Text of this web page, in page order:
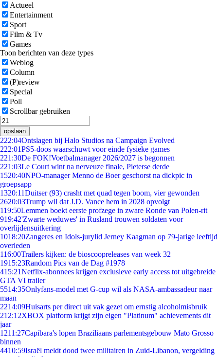
Actueel
Entertainment
Sport
Film & Tv
Games
Toon berichten van deze types
Weblog
Column
(P)review
Special
Poll
Scrollbar gebruiken
opslaan
222:04Ontslagen bij Halo Studios na Campaign Evolved
222:01PS5-doos waarschuwt voor einde fysieke games
221:30De FOK!Voetbalmanager 2026/2027 is begonnen
221:03Le Court wint na nerveuze finale, Pieterse derde
1520:40NPO-manager Menno de Boer geschorst na dickpic in
groepsapp
1320:11Duitser (93) crasht met quad tegen boom, vier gewonden
2620:03Trump wil dat J.D. Vance hem in 2028 opvolgt
119:50Lemmen boekt eerste profzege in zware Ronde van Polen-rit
919:42'Zwarte weduwes' in Rusland trouwen soldaten voor
overlijdensuitkering
1018:20Zangeres en Idols-jurylid Jerney Kaagman op 79-jarige leeftijd
overleden
116:00Trailers kijken: de bioscoopreleases van week 32
1915:23Random Pics van de Dag #1978
415:21Netflix-abonnees krijgen exclusieve early access tot uitgebreide
GTA VI trailer
5514:35Onlyfans-model met G-cup wil als NASA-ambassadeur naar
maan
2214:09Huisarts per direct uit vak gezet om ernstig alcoholmisbruik
212:12XBOX platform krijgt zijn eigen "Platinum" achievements dit
jaar
1211:27Capibara's lopen Braziliaans parlementsgebouw Mato Grosso
binnen
4410:59Israël meldt dood twee militairen in Zuid-Libanon, vergelding